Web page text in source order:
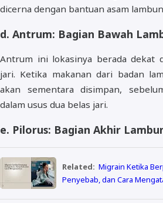
dicerna dengan bantuan asam
d. Antrum: Bagian Bawah
Antrum ini lokasinya berada dekat
jari. Ketika makanan dari badan
akan sementara disimpan,
dalam usus dua belas jari.
e. Pilorus: Bagian Akhir
Related: Migrain Ketika
Penyebab, dan Cara